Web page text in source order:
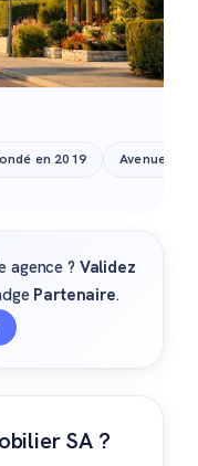
en 2019 Avenue du
agence ? Validez
Partenaire.
SA ?